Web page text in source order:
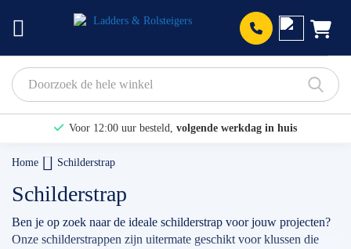
Voor 12:00 uur besteld, volgende werkdag in huis
Home Schilderstrap
Schilderstrap
Ben je op zoek naar de ideale schilderstrap voor jouw projecten?
Onze schilderstrappen zijn uitermate geschikt voor klussen die